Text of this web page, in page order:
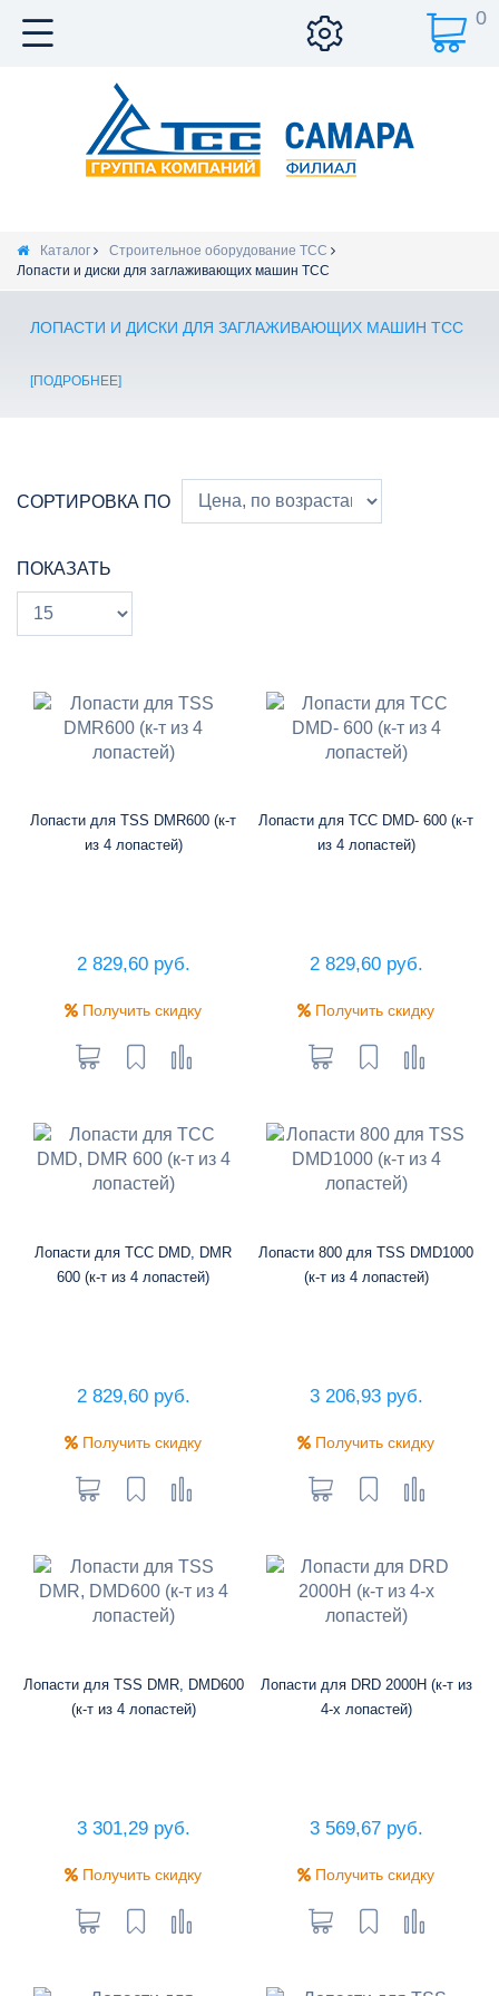
0
Каталог
Строительное оборудование ТСС
Лопасти и диски для заглаживающих машин ТСС
ЛОПАСТИ И ДИСКИ ДЛЯ ЗАГЛАЖИВАЮЩИХ МАШИН ТСС
ПОДРОБНЕЕ
СОРТИРОВКА ПО
ПОКАЗАТЬ
Лопасти для TSS DMR600 (к-т
из 4 лопастей)
2 829,60 руб.
Получить скидку
Лопасти для ТСС DMD- 600 (к-т
из 4 лопастей)
2 829,60 руб.
Получить скидку
Лопасти для ТСС DMD, DMR
600 (к-т из 4 лопастей)
2 829,60 руб.
Получить скидку
Лопасти 800 для TSS DMD1000
(к-т из 4 лопастей)
3 206,93 руб.
Получить скидку
Лопасти для TSS DMR, DMD600
(к-т из 4 лопастей)
3 301,29 руб.
Получить скидку
Лопасти для DRD 2000H (к-т из
4-х лопастей)
3 569,67 руб.
Получить скидку